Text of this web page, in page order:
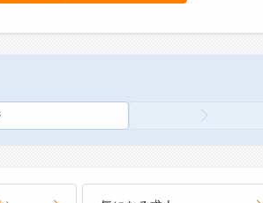
とを目指して、4つの幸せを大切にしながら豊
を養い、働く充実感を重視しています◎
に配慮した食の提供に努めています。
食育をテーマに、食の楽しさを実現。